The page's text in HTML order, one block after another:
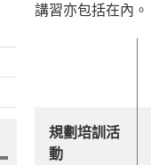
講習亦包括在內。
規劃培訓活
動